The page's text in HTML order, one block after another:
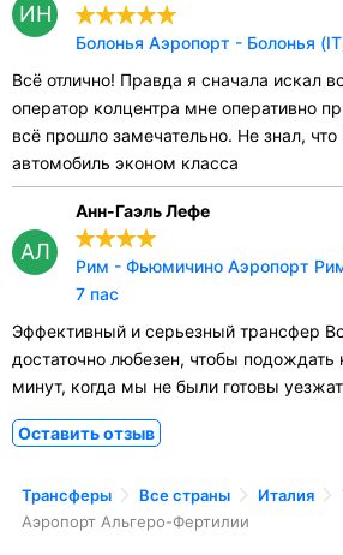
ИН
Болонья Аэропорт - Болонья
Всё отлично! Правда я сначала искал
оператор колцентра мне оперативно
всё прошло замечательно. Не знал,
автомобиль эконом класса
АЛ
Анн-Гаэль Лефе
Рим - Фьюмичино Аэропорт
7 пас
Эффективный и серьезный трансфер
достаточно любезен, чтобы подождать
минут, когда мы не были готовы
Оставить отзыв
Трансферы Все страны Италия
Аэропорт Альгеро-Фертилии